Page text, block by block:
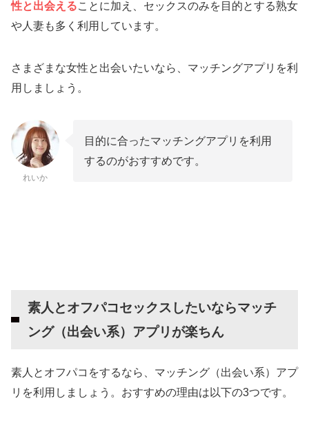
性と出会えることに加え、セックスのみを目的とする熟女
や人妻も多く利用しています。
さまざまな女性と出会いたいなら、マッチングアプリを利
用しましょう。
れいか
目的に合ったマッチングアプリを利用
するのがおすすめです。
素人とオフパコセックスしたいならマッチ
ング（出会い系）アプリが楽ちん
素人とオフパコをするなら、マッチング（出会い系）アプ
リを利用しましょう。おすすめの理由は以下の3つです。